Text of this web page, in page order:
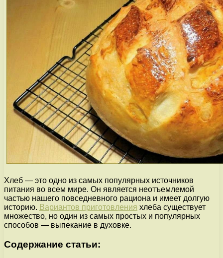
Хлеб — это одно из самых популярных источников
питания во всем мире. Он является неотъемлемой
частью нашего повседневного рациона и имеет долгую
историю. Вариантов приготовления хлеба существует
множество, но один из самых простых и популярных
способов — выпекание в духовке.
Содержание статьи: